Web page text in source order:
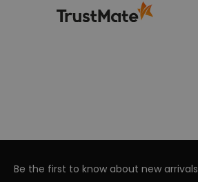
Be the first to know about new arrivals